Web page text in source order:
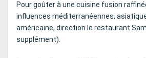
Pour goûter à une cuisine fusion
influences méditerranéennes,
américaine, direction le restaurant
supplément).